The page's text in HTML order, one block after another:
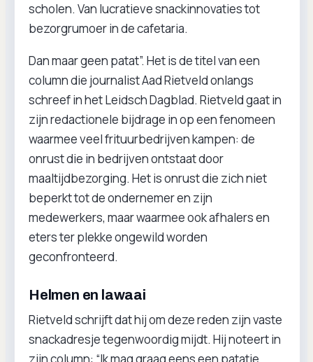
scholen. Van lucratieve snackinnovaties tot
bezorgrumoer in de cafetaria.
Dan maar geen patat”. Het is de titel van een
column die journalist Aad Rietveld onlangs
schreef in het Leidsch Dagblad. Rietveld gaat in
zijn redactionele bijdrage in op een fenomeen
waarmee veel frituurbedrijven kampen: de
onrust die in bedrijven ontstaat door
maaltijdbezorging. Het is onrust die zich niet
beperkt tot de ondernemer en zijn
medewerkers, maar waarmee ook afhalers en
eters ter plekke ongewild worden
geconfronteerd.
Helmen en lawaai
Rietveld schrijft dat hij om deze reden zijn vaste
snackadresje tegenwoordig mijdt. Hij noteert in